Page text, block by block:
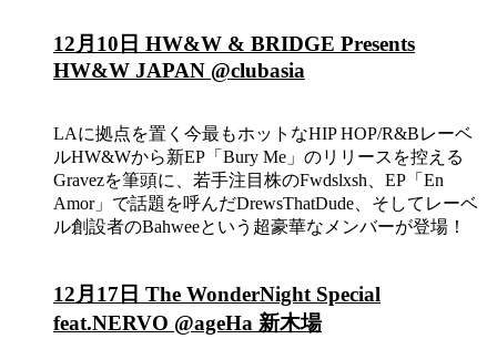
12月10日 HW&W & BRIDGE Presents
HW&W JAPAN @clubasia
LAに拠点を置く今最もホットなHIP HOP/R&Bレーベ
ルHW&Wから新EP「Bury Me」のリリースを控える
Gravezを筆頭に、若手注目株のFwdslxsh、EP「En
Amor」で話題を呼んだDrewsThatDude、そしてレーベ
ル創設者のBahweeという超豪華なメンバーが登場！
12月17日 The WonderNight Special
feat.NERVO @ageHa 新木場